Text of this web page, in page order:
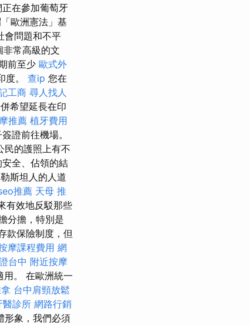
正在參加葡萄牙
歐洲憲法」基
會問題和不平
非常高級的文
前至少 歐式外
度。 查ip 您在
工商 尋人找人
希望延長在印
推薦 植牙費用
證前往機場。
民的護照上有不
全、佔領的結
斯坦人的人道
推薦 天母 推
有效地反駁那些
分擔，特別是
款保險制度，但
摩課程費用 網
台中 附近按摩
用。 在歐洲統一
台中肩頸放鬆
醫診所 網路行銷
形象，我們必須